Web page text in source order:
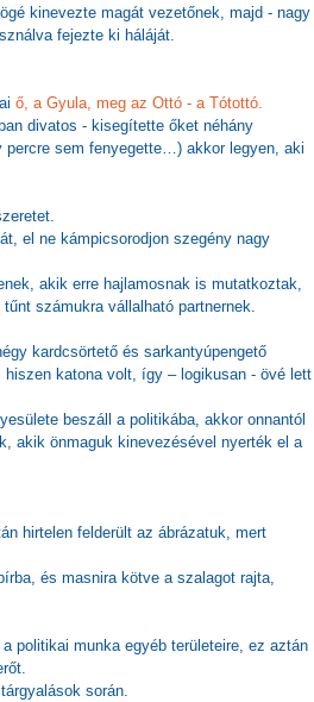
kinevezte magát vezetőnek, majd - nagy
fejezte ki háláját.
ő, a Gyula, meg az Ottó - a Tótottó.
divatos - kisegítette őket néhány
percre sem fenyegette…) akkor legyen, aki
el ne kámpicsorodjon szegény nagy
akik erre hajlamosnak is mutatkoztak,
számukra vállalható partnernek.
kardcsörtető és sarkantyúpengető
katona volt, így – logikusan - övé lett
beszáll a politikába, akkor onnantól
akik önmaguk kinevezésével nyerték el a
hirtelen felderült az ábrázatuk, mert
és masnira kötve a szalagot rajta,
politikai munka egyéb területeire, ez aztán
során.